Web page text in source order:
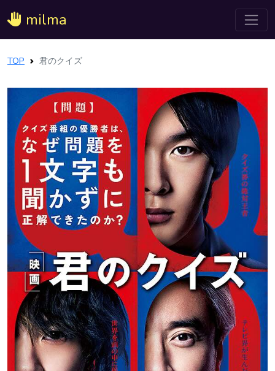
milma
TOP 君のクイズ